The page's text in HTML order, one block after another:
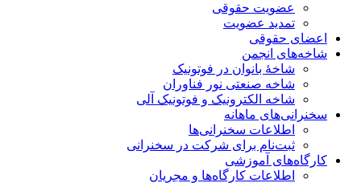
عضویت حقوقی
تمدید عضویت
اعضای حقوقی
شاخه‌های انجمن
شاخۀ بانوان در فوتونیک
شاخه صنعتی نور فناوران
شاخه‌ الکترونیک و فوتونیک آلی
سخنرانی‌های ماهانه
اطلاعات سخنرانی‌‌ها
ثبت‌نام برای شرکت در سخنرانی
کارگاه‌های آموزشی
اطلاعات کارگاه‌ها و مجریان